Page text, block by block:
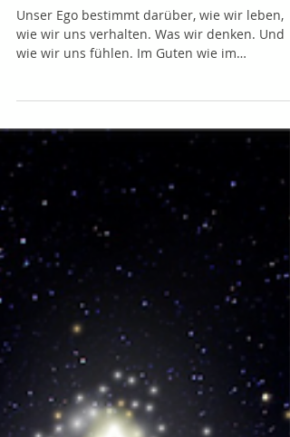
Huna & Ho'oponopono
Unser Ego - Gewinne den
wichtigsten Kampf deines
Lebens
Unser Ego bestimmt darüber, wie wir leben,
wie wir uns verhalten. Was wir denken. Und
wie wir uns fühlen. Im Guten wie im
Schlechten...